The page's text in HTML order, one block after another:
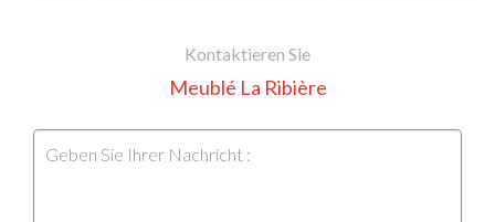
Kontaktieren Sie
Meublé La Ribière